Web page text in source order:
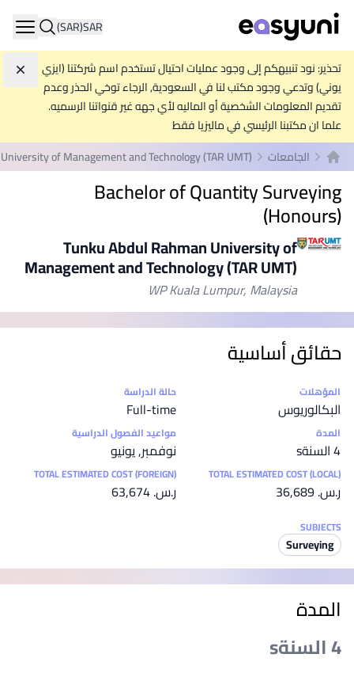
SAR
(SAR)
تحذير: نود تنبيهكم إلى وجود عمليات احتيال تستخدم اسم شركتنا (ايزي
يوني) وتدعي وجود مكتب لنا في السعودية, الرجاء توخي الحذر وعدم
تقديم المعلومات الشخصية أو الماليه لأي جهه غير قنواتنا الرسميه.
علما ان مكتبنا الرئيسي في ماليزيا فقط
الصفحة الرئيسية
الجامعات of Management and Technology (TAR UMT)
Bachelor of Quantity Surveying
(Honours)
Tunku Abdul Rahman University of
Management and Technology (TAR UMT)
WP Kuala Lumpur, Malaysia
حقائق أساسية
إحصائيات
المؤهلات
البكالوريوس
حالة الدراسة
Full-time
المدة
4 السنةs
مواعيد الفصول الدراسية
نوفمبر, يونيو
TOTAL ESTIMATED COST (LOCAL)
ر.س.‏ 36,689
TOTAL ESTIMATED COST (FOREIGN)
ر.س.‏ 63,674
SUBJECTS
Surveying
المدة
4 السنةs